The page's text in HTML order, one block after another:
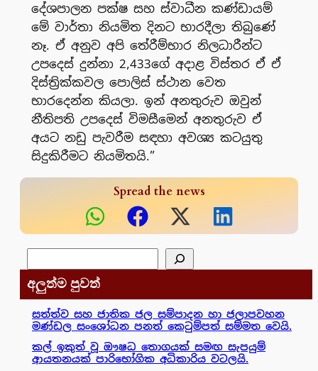
දේශපාලන පක්ෂ සහ ස්වාධීන කණ්ඩායම්
මේ වාර්තා නියමිත දිනට භාරදීලා තිබුණේ
නෑ. ඒ අනුව අපි තේරීම්භාර නිලධාරීන්ට
උපදෙස් දුන්නා 2,433ගේ අදාළ විස්තර ඒ ඒ
දිස්ත්‍රික්කවල පොලිස් ස්ථාන වෙත
භාරදෙන්න කියලා. ඉන් අනතුරුව ඔවුන්
නීතිපති උපදෙස් විමසීමෙන් අනතුරුව ඒ
අයට නඩු පැවරීම සඳහා අවශ්‍ය කටයුතු
සිදුකිරීමට නියමිතයි.”
Spread the news
අලුත්ම පුවත්
සත්ත්ව සහ ජාතික ජල සම්පාදන හා ජලාපවහන
මණ්ඩල සංශෝධන පනත් කෙටුම්පත් සම්මත වෙයි.
කල් ඉකුත් වූ ඖෂධ තොගයක් සමඟ සැපයුම්
ආයතනයක් පාරිභෝගික අධිකාරිය වටලයි.